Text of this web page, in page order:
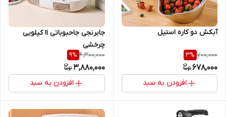
آبکش دو کاره استیل
700,000
3%
678,000
افزودن به سبد
جابرنجی جاحبوباتی ۱۱ کیلویی
چرخشی
4,300,000
9%
3,880,000
افزودن به سبد